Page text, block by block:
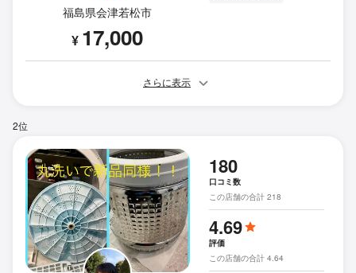
福島県会津若松市
¥ 17,000
さらに表示
2位
180
口コミ数
この店舗の合計 218
4.69
評価
この店舗の合計 4.64